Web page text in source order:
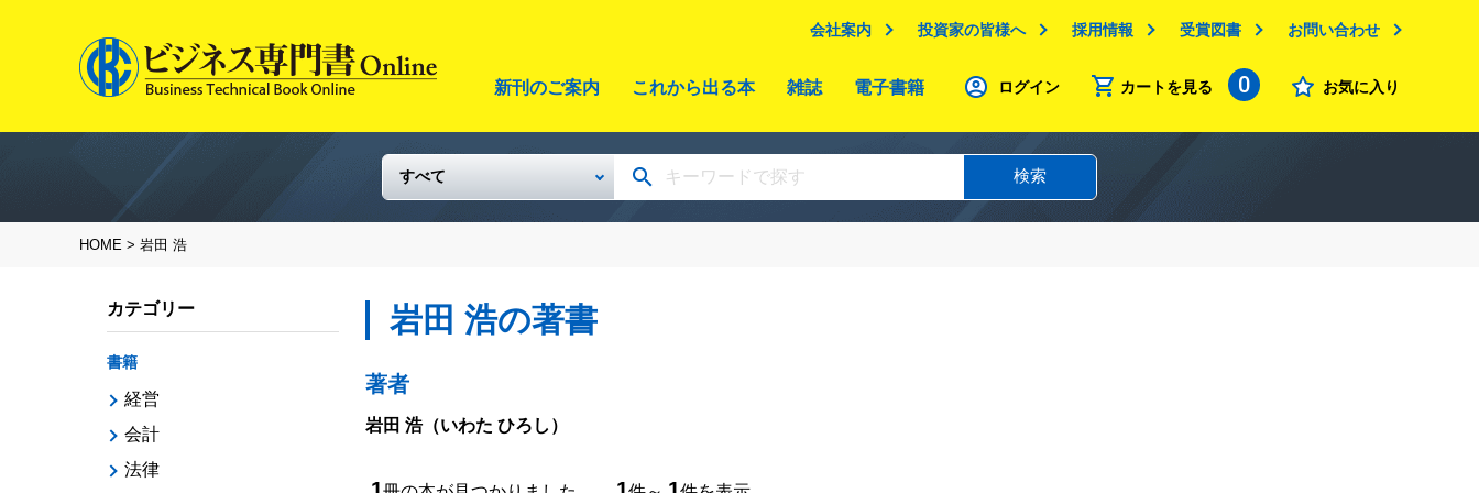
会社案内 投資家の皆様へ 採用情報 受賞図書 お問い合わせ
新刊のご案内 これから出る本 雑誌 電子書籍 ログイン カートを見る 0 お気に入り
検索
HOME > 岩田 浩
岩田 浩の著書
著者
岩田 浩（いわた ひろし）
カテゴリー
書籍
経営
会計
法律